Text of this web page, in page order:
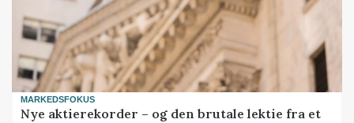
MARKEDSFOKUS
Nye aktierekorder – og den brutale lektie fra et